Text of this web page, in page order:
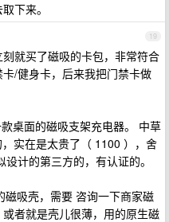
下来。
19
就买了磁吸的卡包，非常符合
/健身卡，后来我把门禁卡做
桌面的磁吸支架充电器。 中草
实在是太贵了（ 1100 ），舍
计的第三方的，有认证的。
吸壳，需要 咨询一下商家磁
者就是壳儿很薄，用的原生磁